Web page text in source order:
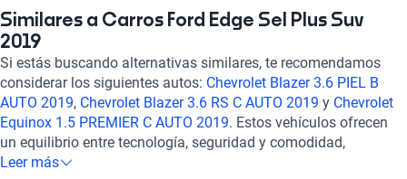
ideal entre eficiencia y desempeño. Su diseño exterior
imponente se complementa con luces de niebla delanteras, rin
de aleación de cromo de 18 pulgadas y un techo panorámico
que te conecta con el entorno. En su interior, disfruta de
asientos de piel, sistema de audio de alta calidad, pantalla
táctil con GPS y conectividad Apple CarPlay y Android Auto.
Con 8 airbags, frenos ABS y asistencia de frenado, tu seguridad
es primordial. Experimenta la excelencia en cada detalle con el
Ford Edge 2.0 SEL PLUS AUTO 2019, un compañero de viaje
Similares a Carros Ford Edge Sel Plus Suv
2019
Si estás buscando alternativas similares, te recomendamos
considerar los siguientes autos: Chevrolet Blazer 3.6 PIEL B
AUTO 2019, Chevrolet Blazer 3.6 RS C AUTO 2019 y Chevrolet
Equinox 1.5 PREMIER C AUTO 2019. Estos vehículos ofrecen
un equilibrio entre tecnología, seguridad y comodidad,
brindando una experiencia de conducción confiable y
Leer más